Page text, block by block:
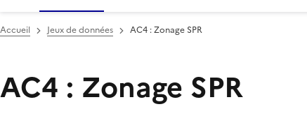
Accueil Jeux de données AC4 : Zonage SPR
AC4 : Zonage SPR